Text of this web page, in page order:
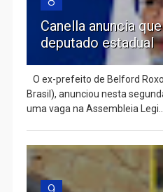
Canella anuncia
deputado estadual
O ex-prefeito de Belford
Brasil), anunciou nesta
uma vaga na Assembleia Legi...